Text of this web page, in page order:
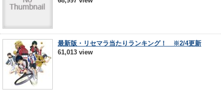
最新版・リセマラ当たりランキング！ ※2/4更新
61,013 view